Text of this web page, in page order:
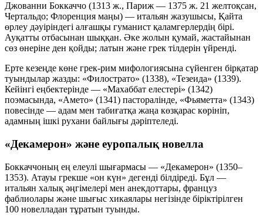
Джованни Боккаччо (1313 ж., Париж — 1375 ж. 21 желтоқсан,
Чертальдо; Флоренция маңы) — итальян жазушысы, Қайта
өрлеу дәуіріндегі алғашқы гуманист қаламгерлердің бірі.
Ауқатты отбасынан шыққан. Әке жолын қумай, жастайынан
сөз өнеріне ден қойды; латын және грек тілдерін үйренді.
Ерте кезеңде көне грек-рим мифологиясына сүйенген бірқатар
туындылар жазды: «Филострато» (1338), «Тезеида» (1339).
Кейінгі еңбектерінде — «Махаббат елестері» (1342)
поэмасында, «Амето» (1341) пасторалінде, «Фьяметта» (1343)
повесінде — адам мен табиғатқа жаңа көзқарас көрініп,
адамның ішкі рухани байлығы дәріптеледі.
«Декамерон» және еуропалық новелла
Боккаччоның ең елеулі шығармасы — «Декамерон» (1350–
1353). Атауы грекше «он күн» дегенді білдіреді. Бұл —
итальян халық әңгімелері мен анекдоттары, француз
фаблиолары және шығыс хикаялары негізінде біріктірілген
100 новелладан тұратын туынды.